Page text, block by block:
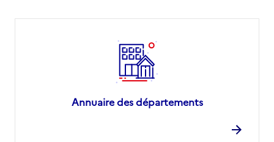
Annuaire des départements